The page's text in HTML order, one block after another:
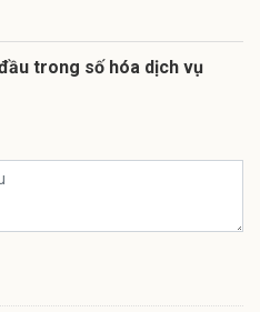
trong số hóa dịch vụ